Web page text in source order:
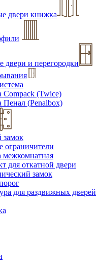
двери книжка
и перегородки
Compack (Twice)
Пенал (Penalbox)
замок
ограничители
межкомнатная
для откатной двери
замок
для раздвижных дверей